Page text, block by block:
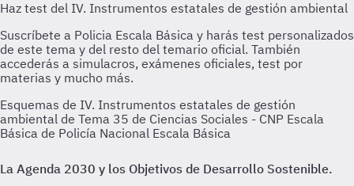
Esquemas de IV. Instrumentos estatales de gestión
ambiental de Tema 35 de Ciencias Sociales - CNP Escala
Básica de Policía Nacional Escala Básica
La Agenda 2030 y los Objetivos de Desarrollo Sostenible.